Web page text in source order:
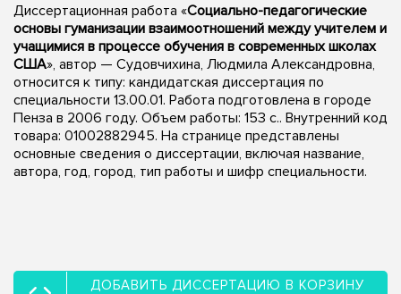
Диссертационная работа «Социально-педагогические
основы гуманизации взаимоотношений между учителем и
учащимися в процессе обучения в современных школах
США», автор — Судовчихина, Людмила Александровна,
относится к типу: кандидатская диссертация по
специальности 13.00.01. Работа подготовлена в городе
Пенза в 2006 году. Объем работы: 153 с.. Внутренний код
товара: 01002882945. На странице представлены
основные сведения о диссертации, включая название,
автора, год, город, тип работы и шифр специальности.
ДОБАВИТЬ ДИССЕРТАЦИЮ В КОРЗИНУ